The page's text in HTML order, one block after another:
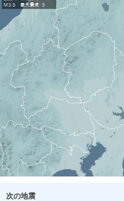
次の地震